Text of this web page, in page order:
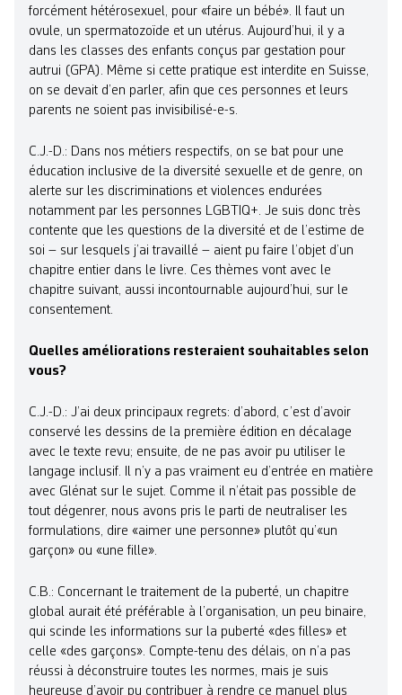
forcément hétérosexuel, pour «faire un bébé». Il faut un
ovule, un spermatozoïde et un utérus. Aujourd’hui, il y a
dans les classes des enfants conçus par gestation pour
autrui (GPA). Même si cette pratique est interdite en Suisse,
on se devait d’en parler, afin que ces personnes et leurs
parents ne soient pas invisibilisé-e-s.
C.J.-D.: Dans nos métiers respectifs, on se bat pour une
éducation inclusive de la diversité sexuelle et de genre, on
alerte sur les discriminations et violences endurées
notamment par les personnes LGBTIQ+. Je suis donc très
contente que les questions de la diversité et de l’estime de
soi – sur lesquels j’ai travaillé – aient pu faire l’objet d’un
chapitre entier dans le livre. Ces thèmes vont avec le
chapitre suivant, aussi incontournable aujourd’hui, sur le
consentement.
Quelles améliorations resteraient souhaitables selon
vous?
C.J.-D.: J’ai deux principaux regrets: d’abord, c’est d’avoir
conservé les dessins de la première édition en décalage
avec le texte revu; ensuite, de ne pas avoir pu utiliser le
langage inclusif. Il n’y a pas vraiment eu d’entrée en matière
avec Glénat sur le sujet. Comme il n’était pas possible de
tout dégenrer, nous avons pris le parti de neutraliser les
formulations, dire «aimer une personne» plutôt qu’«un
garçon» ou «une fille».
C.B.: Concernant le traitement de la puberté, un chapitre
global aurait été préférable à l’organisation, un peu binaire,
qui scinde les informations sur la puberté «des filles» et
celle «des garçons». Compte-tenu des délais, on n’a pas
réussi à déconstruire toutes les normes, mais je suis
heureuse d’avoir pu contribuer à rendre ce manuel plus